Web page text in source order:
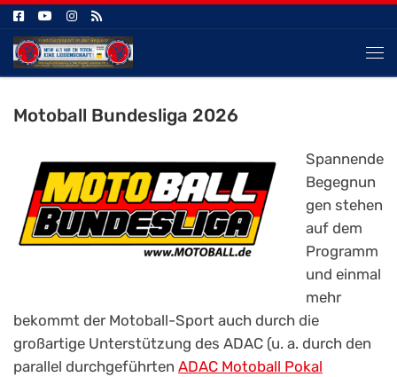
Zum Inhalt springen
Motoball Bundesliga 2026
Spannende
Begegnun
gen stehen
auf dem
Programm
und einmal
mehr
bekommt der Motoball-Sport auch durch die
großartige Unterstützung des ADAC (u. a. durch den
parallel durchgeführten ADAC Motoball Pokal